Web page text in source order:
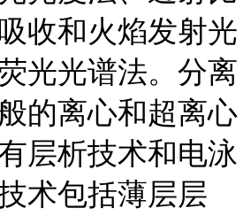
收和火焰发射光
光光谱法。分离
的离心和超离心
层析技术和电泳
术包括薄层层